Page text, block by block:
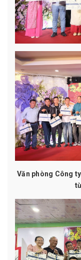
Văn phòng Công